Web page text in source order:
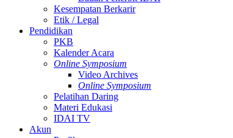
Kesempatan Berkarir
Etik / Legal
Pendidikan
PKB
Kalender Acara
Online Symposium
Video Archives
Online Symposium
Pelatihan Daring
Materi Edukasi
IDAI TV
Akun